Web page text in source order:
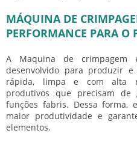
MÁQUINA DE
PERFORMANCE PARA O
A Maquina de
desenvolvido para produzir
rápida, limpa e com alta
produtivos que precisam de
funções fabris. Dessa forma,
maior produtividade e
elementos.